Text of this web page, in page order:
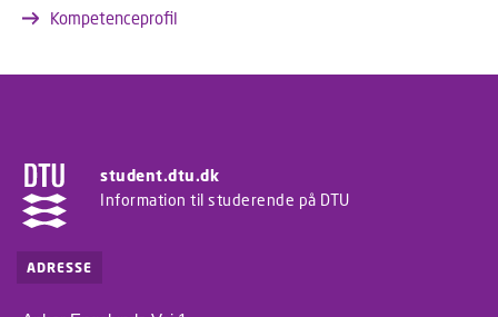
Kompetenceprofil
student.dtu.dk
Information til studerende på DTU
ADRESSE